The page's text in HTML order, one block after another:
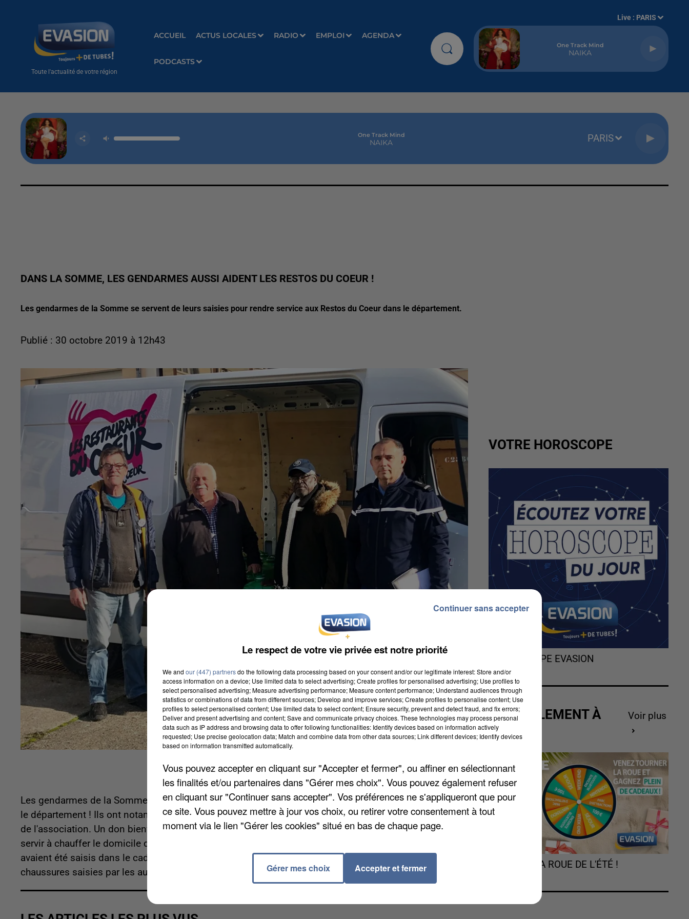
Toute l'actualité de votre région
ACCUEIL ACTUS LOCALES RADIO EMPLOI AGENDA
PODCASTS
Live : PARIS
One Track Mind
NAIKA
One Track Mind
NAIKA PARIS
DANS LA SOMME, LES GENDARMES AUSSI AIDENT LES RESTOS DU COEUR !
Les gendarmes de la Somme se servent de leurs saisies pour rendre service aux Restos du Coeur dans le département.
Publié : 30 octobre 2019 à 12h43
Les gendarmes de la Somme se servent de leurs saisies pour rendre service aux Restos du Cœur dans
le département ! Ils ont notamment pu donner 41 bidons de pétrole pour chauffage à l'antenne locale
de l'association. Un don bienvenu à l'approche du début de la campagne d'hiver. Le pétrole pouvant
servir à chauffer le domicile d'individus qui en auront le plus besoin. Ces 820 litres de combustibles
avaient été saisis dans le cadre d'une enquête. La plupart du temps, des contrefaçons de jouets et de
chaussures saisies par les autorités sont reversées aux Restos du Cœur.
VOTRE HOROSCOPE
L'HOROSCOPE EVASION
ACTUELLEMENT À
GAGNER
Voir plus
TOURNEZ LA ROUE DE L'ÉTÉ !
Le respect de votre vie privée est notre priorité
We and our (447) partnersdo the following data processing based on your consent and/or our legitimate interest: Store and/or
access information on a device; Use limited data to select advertising; Create profiles for personalised advertising; Use profiles to
select personalised advertising; Measure advertising performance; Measure content performance; Understand audiences through
statistics or combinations of data from different sources; Develop and improve services; Create profiles to personalise content; Use
profiles to select personalised content; Use limited data to select content; Ensure security, prevent and detect fraud, and fix errors;
Deliver and present advertising and content; Save and communicate privacy choices. These technologies may process personal
data such as IP address and browsing data to offer following functionalities: Identify devices based on information actively
requested; Use precise geolocation data; Match and combine data from other data sources; Link different devices; Identify devices
based on information transmitted automatically.
Vous pouvez accepter en cliquant sur "Accepter et fermer", ou affiner en sélectionnant
les finalités et/ou partenaires dans "Gérer mes choix". Vous pouvez également refuser
en cliquant sur "Continuer sans accepter". Vos préférences ne s'appliqueront que pour
ce site. Vous pouvez mettre à jour vos choix, ou retirer votre consentement à tout
moment via le lien "Gérer les cookies" situé en bas de chaque page.
Gérer mes choix Accepter et fermer
Continuer sans accepter